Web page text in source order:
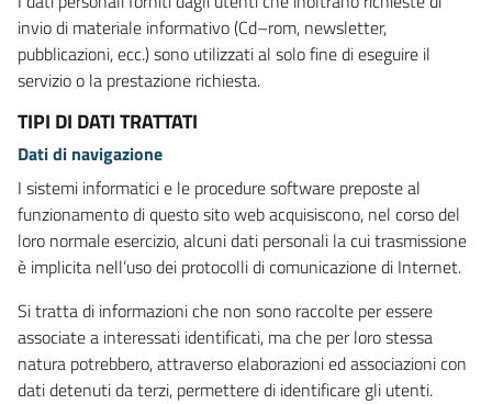
invio di materiale informativo (Cd–rom, newsletter,
pubblicazioni, ecc.) sono utilizzati al solo fine di eseguire il
servizio o la prestazione richiesta.
TIPI DI DATI TRATTATI
Dati di navigazione
I sistemi informatici e le procedure software preposte al
funzionamento di questo sito web acquisiscono, nel corso del
loro normale esercizio, alcuni dati personali la cui trasmissione
è implicita nell’uso dei protocolli di comunicazione di Internet.
Si tratta di informazioni che non sono raccolte per essere
associate a interessati identificati, ma che per loro stessa
natura potrebbero, attraverso elaborazioni ed associazioni con
dati detenuti da terzi, permettere di identificare gli utenti.